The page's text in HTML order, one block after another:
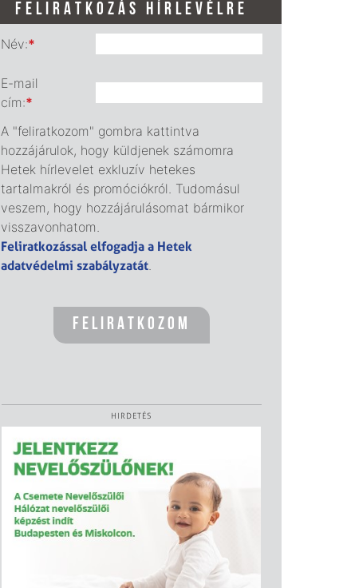
FELIRATKOZÁS HÍRLEVÉLRE
Név:*
E-mail
cím:*
A "feliratkozom" gombra kattintva
hozzájárulok, hogy küldjenek számomra
Hetek hírlevelet exkluzív hetekes
tartalmakról és promóciókról. Tudomásul
veszem, hogy hozzájárulásomat bármikor
visszavonhatom.
Feliratkozással elfogadja a Hetek
adatvédelmi szabályzatát.
HIRDETÉS